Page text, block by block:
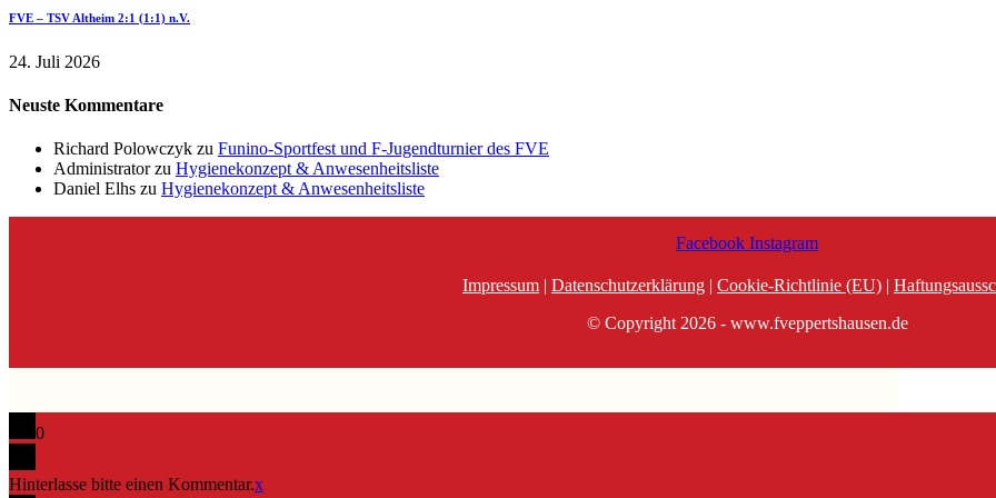
FVE – TSV Altheim 2:1 (1:1) n.V.
24. Juli 2026
Neuste Kommentare
Richard Polowczyk zu Funino-Sportfest und F-Jugendturnier des FVE
Administratorzu Hygienekonzept & Anwesenheitsliste
Daniel Elhs zu Hygienekonzept & Anwesenheitsliste
Facebook Instagram
Impressum | Datenschutzerklärung | Cookie-Richtlinie (EU) |
© Copyright 2026 - www.fveppertshausen.de
0
Hinterlasse bitte einen Kommentar.x